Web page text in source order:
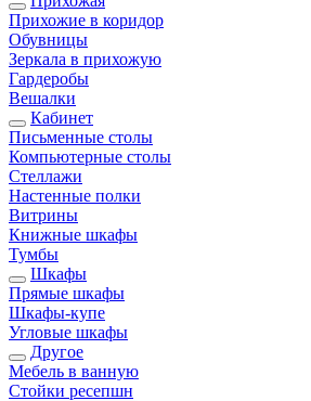
Прихожие в коридор
Обувницы
Зеркала в прихожую
Гардеробы
Вешалки
Кабинет
Письменные столы
Компьютерные столы
Стеллажи
Настенные полки
Витрины
Книжные шкафы
Тумбы
Шкафы
Прямые шкафы
Шкафы-купе
Угловые шкафы
Другое
Мебель в ванную
Стойки ресепшн